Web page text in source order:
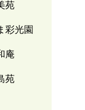
苑
彩光園
庵
苑